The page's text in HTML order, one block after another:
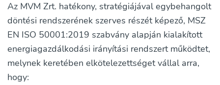
Az MVM Zrt. hatékony, stratégiájával egybehangolt
döntési rendszerének szerves részét képező, MSZ
EN ISO 50001:2019 szabvány alapján kialakított
energiagazdálkodási irányítási rendszert működtet,
melynek keretében elkötelezettséget vállal arra,
hogy: